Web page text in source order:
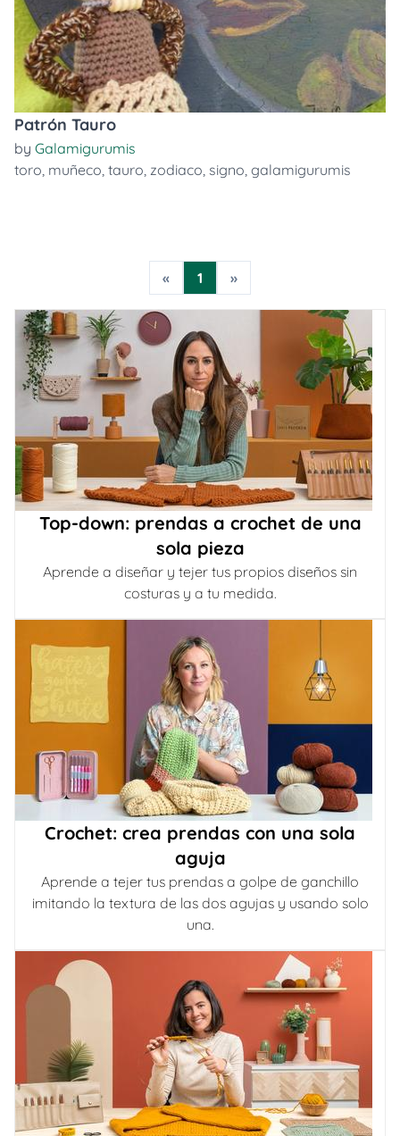
Patrón Tauro
by Galamigurumis
toro, muñeco, tauro, zodiaco, signo, galamigurumis
« 1 »
Top-down: prendas a crochet de una
sola pieza
Aprende a diseñar y tejer tus propios diseños sin
costuras y a tu medida.
Crochet: crea prendas con una sola
aguja
Aprende a tejer tus prendas a golpe de ganchillo
imitando la textura de las dos agujas y usando solo
una.